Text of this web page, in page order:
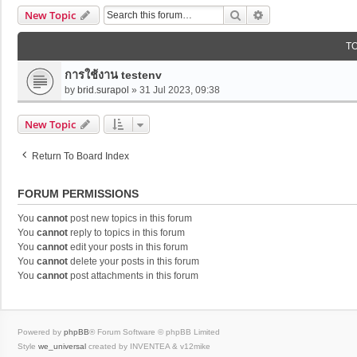
New Topic Search
การใช้งาน testenv
by brid.surapol » 31 Jul 2023, 09:38
New Topic
Return To Board Index
FORUM PERMISSIONS
You cannot post new topics in this forum
You cannot reply to topics in this forum
You cannot edit your posts in this forum
You cannot delete your posts in this forum
You cannot post attachments in this forum
Powered by phpBB® Forum Software © phpBB Limited
Style we_universal created by INVENTEA & v12mike